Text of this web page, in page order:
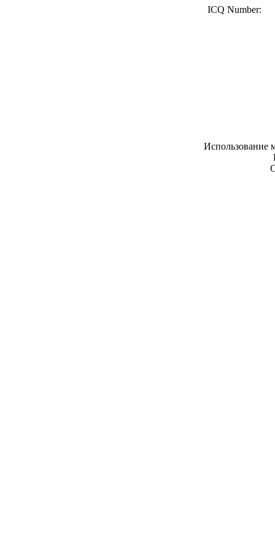
ICQ Number:
Использование